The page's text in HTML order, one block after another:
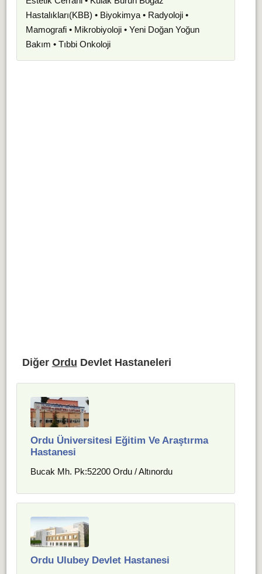
Hastalıkları(KBB) • Biyokimya • Radyoloji •
Mamografi • Mikrobiyoloji • Yeni Doğan Yoğun
Bakım • Tıbbi Onkoloji
Diğer Ordu Devlet Hastaneleri
Ordu Üniversitesi Eğitim Ve Araştırma
Hastanesi
Bucak Mh. Pk:52200 Ordu / Altınordu
Ordu Ulubey Devlet Hastanesi